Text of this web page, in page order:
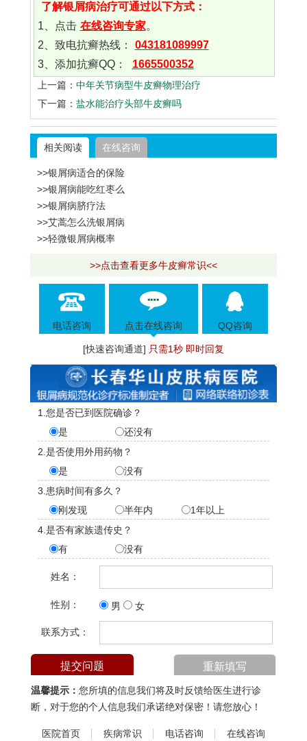
了解银屑病治疗可通过以下方式：
1、点击 在线咨询专家。
2、致电抗癣热线：
043181089997
3、添加抗癣QQ：
1665500352
上一篇： 中年关节病型牛皮癣物理治疗
下一篇： 盐水能治疗头部牛皮癣吗
相关阅读 在线咨询
>>银屑病适合的保险
>>银屑病能吃红枣么
>>银屑病脐疗法
>>艾蒿怎么洗银屑病
>>轻微银屑病概率
>>点击查看更多牛皮癣常识<<
电话咨询 点击在线咨询 QQ咨询
[快速咨询通道] 只需1秒 即时回复
1.您是否已到医院确诊？
是
还没有
2.是否使用外用药物？
是
没有
3.患病时间有多久？
刚发现
半年内
1年以上
4.是否有家族遗传史？
有
没有
姓名：
性别： 男 女
联系方式：
温馨提示： 您所填的信息我们将及时反馈给医生进行诊
断，对于您的个人信息我们承诺绝对保密！请您放心！
医院首页 疾病常识 电话咨询 在线咨询